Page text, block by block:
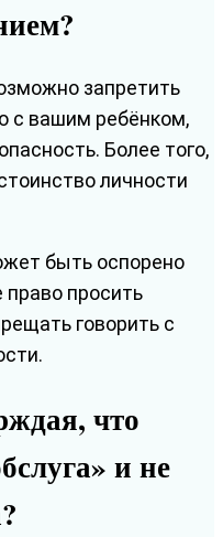
запретить
с вашим ребёнком,
Более того,
личности
быть оспорено
право просить
говорить с
что
и не